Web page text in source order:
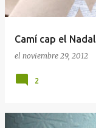
d
Camí cap el
el noviembre 29, 2012
2